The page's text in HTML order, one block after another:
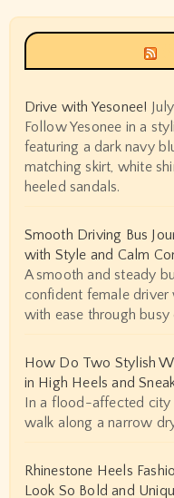
Drive with Yesonee!
Follow Yesonee in a
featuring a dark navy
matching skirt, white
heeled sandals.
Smooth Driving Bus
with Style and Calm
A smooth and steady
confident female driver
with ease through
How Do Two Stylish
in High Heels and
In a flood-affected
walk along a narrow
Rhinestone Heels
Look So Bold and